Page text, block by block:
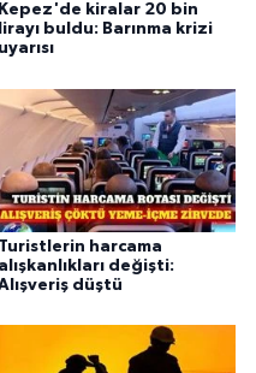
Kepez'de kiralar 20 bin
lirayı buldu: Barınma krizi
uyarısı
Turistlerin harcama
alışkanlıkları değişti:
düştü